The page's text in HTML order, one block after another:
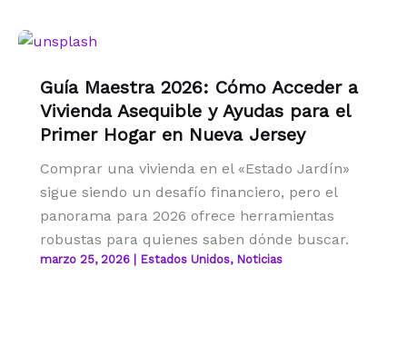
Guía Maestra 2026: Cómo Acceder a
Vivienda Asequible y Ayudas para el
Primer Hogar en Nueva Jersey
Comprar una vivienda en el «Estado Jardín»
sigue siendo un desafío financiero, pero el
panorama para 2026 ofrece herramientas
robustas para quienes saben dónde buscar.
marzo 25, 2026 Estados Unidos, Noticias